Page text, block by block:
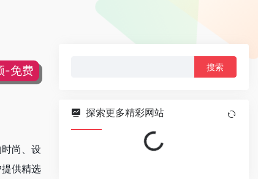
-免费
尚、设
供精选
探索更多精彩网站
Loading...